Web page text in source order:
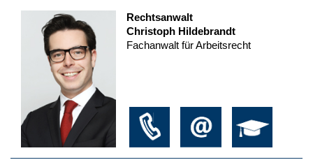
Rechtsanwalt
Christoph Hildebrandt
Fachanwalt für Arbeitsrecht